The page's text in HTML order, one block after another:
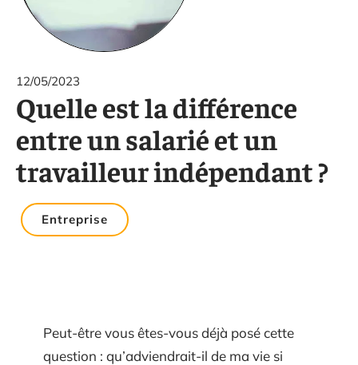
12/05/2023
Quelle est la différence
entre un salarié et un
travailleur indépendant ?
Entreprise
Peut-être vous êtes-vous déjà posé cette
question : qu’adviendrait-il de ma vie si